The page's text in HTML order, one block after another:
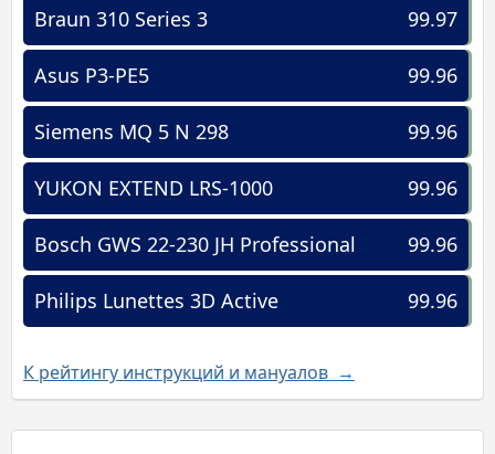
99.97
Braun 310 Series 3
99.96
Asus P3-PE5
99.96
Siemens MQ 5 N 298
99.96
YUKON EXTEND LRS-1000
99.96
Bosch GWS 22-230 JH Professional
99.96
Philips Lunettes 3D Active
К рейтингу инструкций и мануалов →